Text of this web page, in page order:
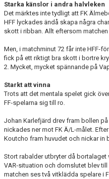
Starka känslor i andra halvleken
Det märktes inte tydligt att FK
HFF lyckades ändå skapa några
skott i ribban. Allt eftersom
Men, i matchminut 72 får inte HFF-
fick på ett riktigt bra skott i bortre
2. Mycket, mycket spännande på
Starkt att vinna
Trots att det mentala spelet gick
FF-spelarna sig till ro.
Johan Karlefjärd drev fram bollen
nickades ner mot FK Ä/L-målet.
Koutcho fram huvudet och nickar in
Stort rabalder utbryter då
VAR-situation och domslutet blev
matchen ses två vitklädda spelare i